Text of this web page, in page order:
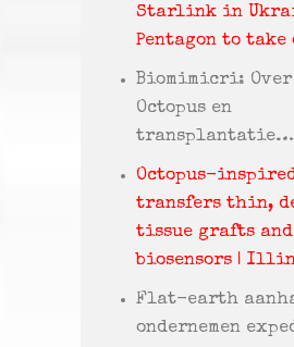
Starlink in
Pentagon to take
Biomimicri: Over
Octopus en
Octopus-
transfers thin,
tissue grafts and
biosensors |
Flat-earth
ondernemen